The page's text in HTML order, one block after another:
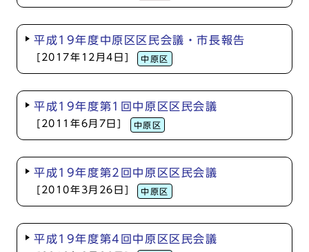
平成19年度中原区区民会議・市長報告
[2017年12月4日] 中原区
平成19年度第1回中原区区民会議
[2011年6月7日] 中原区
平成19年度第2回中原区区民会議
[2010年3月26日] 中原区
平成19年度第4回中原区区民会議